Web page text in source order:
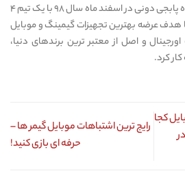
فروشگاه پابجی دونی در اسفند ماه سال ۹۸ با یک تیم ۴
هدف عرضه بهترین تجهیزات گیمینگ و موبایل
و اصل از معتبر ترین برندهای دنیا،
کرد.
کجا
رایج ترین اشتباهات موبایل گیمر ها –
حرفه ای بازی کنید!